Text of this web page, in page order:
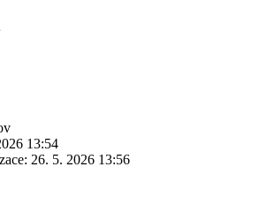
13:54
26. 5. 2026 13:56